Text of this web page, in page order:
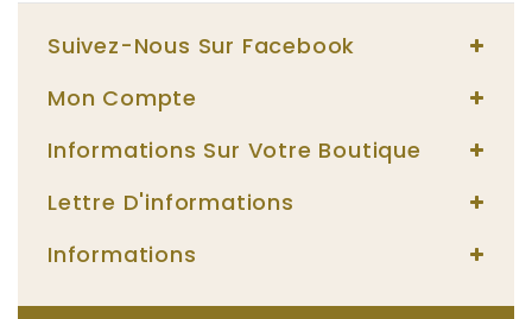
Suivez-Nous Sur Facebook
Mon Compte
Informations Sur Votre Boutique
Lettre D'informations
Informations